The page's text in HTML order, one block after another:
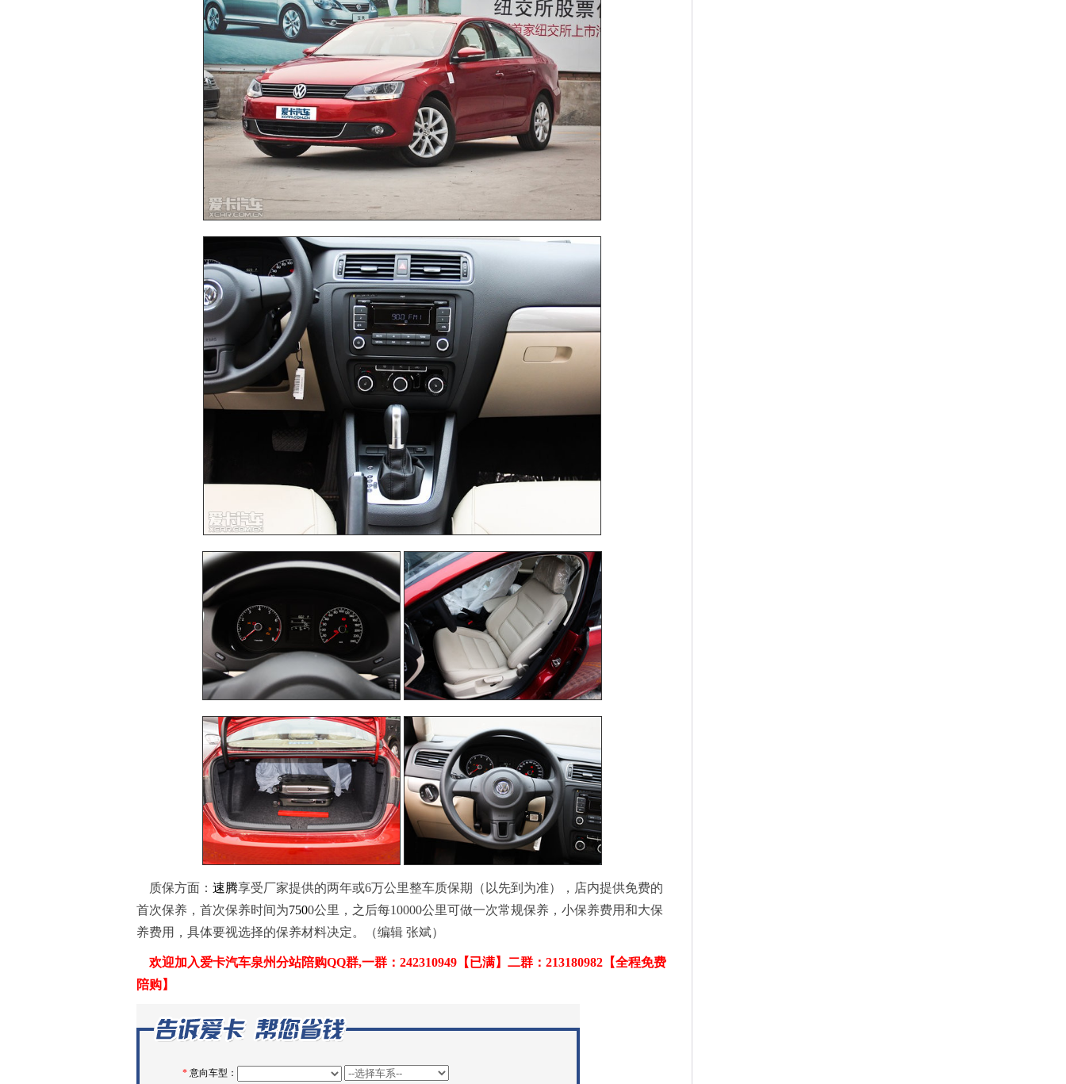
质保方面： 速腾享受厂家提供的两年或6万公里整车质保期（以先到为准），店内提供免费的
首次保养，首次保养时间为7500公里，之后每10000公里可做一次常规保养，小保养费用和大保
养费用，具体要视选择的保养材料决定。（编辑 张斌）
欢迎加入爱卡汽车泉州分站陪购QQ群,一群：242310949【已满】二群：213180982【全程免费
陪购】